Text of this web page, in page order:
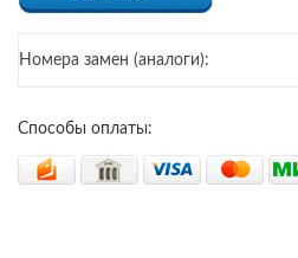
Номера замен (аналоги):
Способы оплаты: